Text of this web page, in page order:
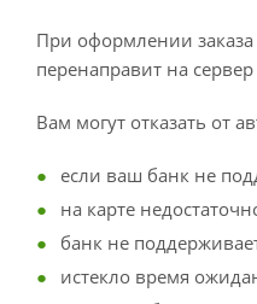
При оформлении
перенаправит на
Вам могут отказать от
если ваш банк не
на карте
банк не
истекло время